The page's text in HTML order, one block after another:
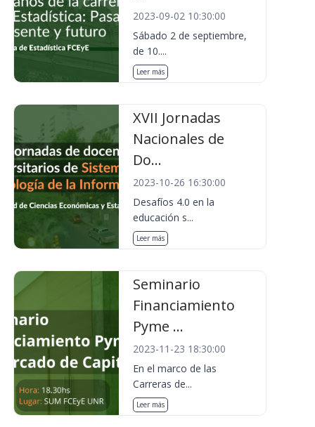
2023-09-02 10:30:00
Sábado 2 de septiembre,
de 10....
Leer más
XVII Jornadas
Nacionales de
Do...
2023-10-26 16:30:00
Desafíos 4.0 en la
educación s...
Leer más
Seminario
Financiamiento
Pyme ...
2023-11-23 18:30:00
En el marco de las
Carreras de...
Leer más